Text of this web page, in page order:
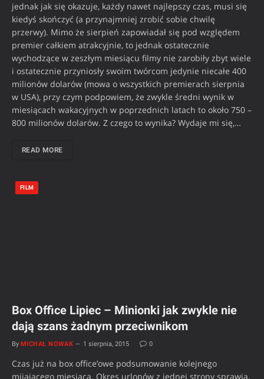
jednak jak się okazuje, każdy nawet najlepszy czas, musi się
kiedyś skończyć (a przynajmniej zrobić sobie chwilę
przerwy). Mimo że sierpień zapowiadał się pod względem
premier całkiem atrakcyjnie, to jednak ostatecznie
wychodzące w zeszłym miesiącu filmy nie zarobiły zbyt wiele
i ostatecznie przyniosły swoim twórcom jedynie niecałe 400
milionów dolarów (mowa o wszystkich premierach sierpnia
w USA), przy czym podpowiem, że zwykle średni wynik w
miesiącach wakacyjnych w poprzednich latach to około 750 –
800 milionów dolarów. Z czego to wynika? Wydaje mi się,…
READ MORE
FILM
Box Office Lipiec – Minionki jak zwykle nie
dają szans żadnym przeciwnikom
By MICHAŁ NOWAK 1 sierpnia, 2015 0
Czas już na box office’owe podsumowanie kolejnego
mijającego miesiąca. Okres urlopów z jednej strony sprawia,